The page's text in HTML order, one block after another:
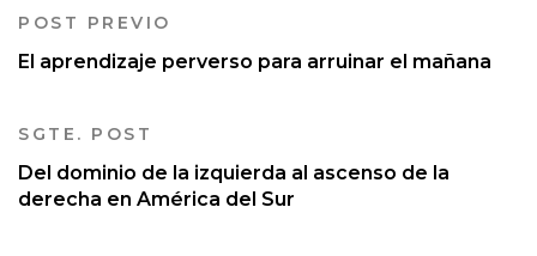
POST PREVIO
El aprendizaje perverso para arruinar el mañana
SGTE. POST
Del dominio de la izquierda al ascenso de la
derecha en América del Sur